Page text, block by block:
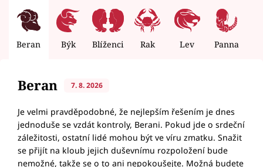
Beran Býk Blíženci Rak Lev Panna
Beran 7. 8. 2026
Je velmi pravděpodobné, že nejlepším řešením je dnes
jednoduše se vzdát kontroly, Berani. Pokud jde o srdeční
záležitosti, ostatní lidé mohou být ve víru zmatku. Snažit
se přijít na kloub jejich duševnímu rozpoložení bude
nemožné, takže se o to ani nepokoušejte. Možná budete